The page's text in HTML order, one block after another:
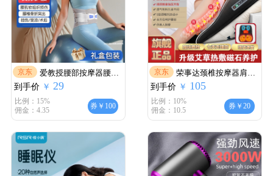
京东
爱教授腰部按摩器腰部
按摩仪热敷腹部腰椎多
功能揉捏护腰带加热按
摩腰带热灸暖腰酸疼 久
礼物女生母亲妈妈爸爸
父亲男士女士老人高档
礼品
到手价 ￥ 29
比例：15%
佣金：4.35
券￥100
京东
荣事达颈椎按摩器肩颈
腰背臀部全身躺垫多功
能按摩枕神器靠垫椅揉
捏按摩仪送父母长辈生
款
到手价 ￥ 105
比例：10%
佣金：10.5
券￥20